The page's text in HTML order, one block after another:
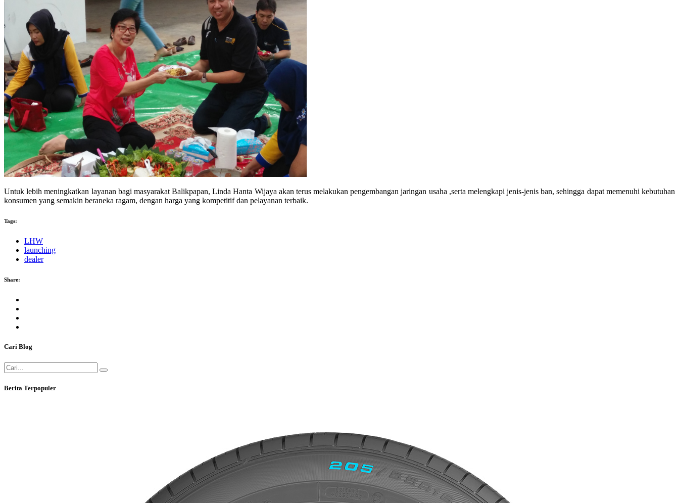
Untuk lebih meningkatkan layanan bagi masyarakat Balikpapan, Linda Hanta Wijaya akan terus melakukan pengembangan jaringan usaha ,serta melengkapi jenis-jenis ban, sehingga dapat memenuhi kebutuhan
konsumen yang semakin beraneka ragam, dengan harga yang kompetitif dan pelayanan terbaik.
Tags:
LHW
launching
dealer
Share:
Cari Blog
Berita Terpopuler